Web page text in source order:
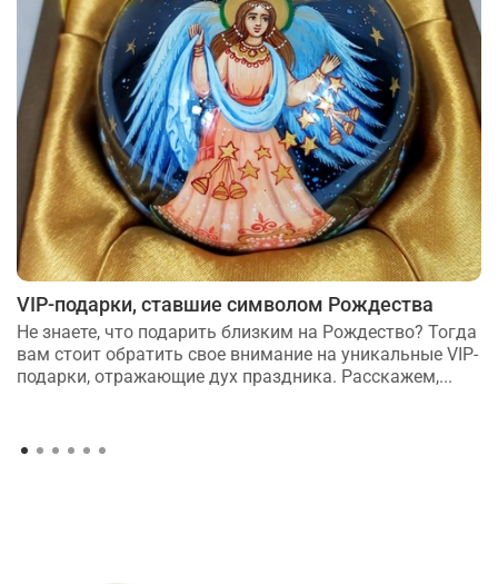
VIP-подарки, ставшие символом Рождества
Не знаете, что подарить близким на Рождество? Тогда
вам стоит обратить свое внимание на уникальные VIP-
подарки, отражающие дух праздника. Расскажем,...